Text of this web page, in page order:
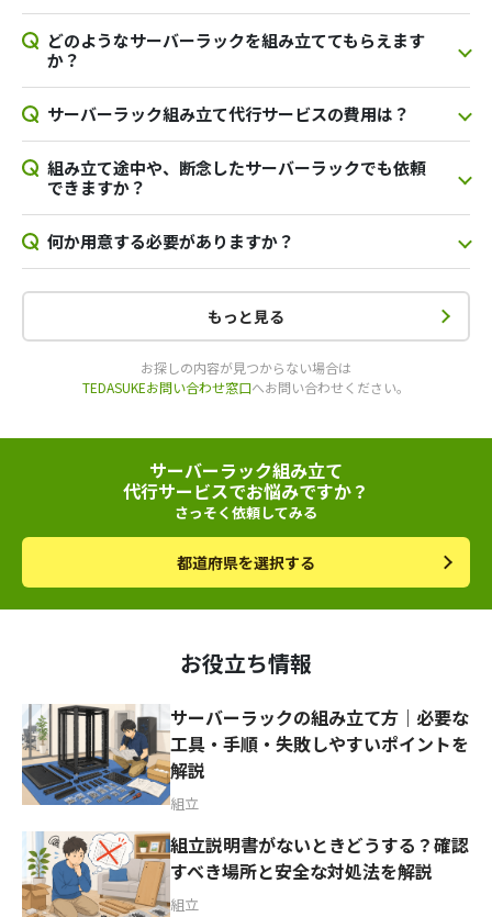
どのようなサーバーラックを組み立ててもらえます
か？
サーバーラック組み立て代行サービスの費用は？
組み立て途中や、断念したサーバーラックでも依頼
できますか？
何か用意する必要がありますか？
もっと見る
お探しの内容が見つからない場合は
TEDASUKEお問い合わせ窓口へお問い合わせください。
サーバーラック組み立て
代行サービスでお悩みですか？
さっそく依頼してみる
都道府県を選択する
お役立ち情報
サーバーラックの組み立て方｜必要な
工具・手順・失敗しやすいポイントを
解説
組立
組立説明書がないときどうする？確認
すべき場所と安全な対処法を解説
組立